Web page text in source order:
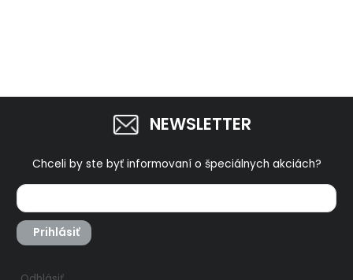
NEWSLETTER
Chceli by ste byť informovaní o špeciálnych akciách?
Prihlásiť